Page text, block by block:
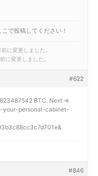
で投稿してください！
に変更しました。
に変更しました。
#622
BTC. Next =>
your-personal-cabinet-
#846